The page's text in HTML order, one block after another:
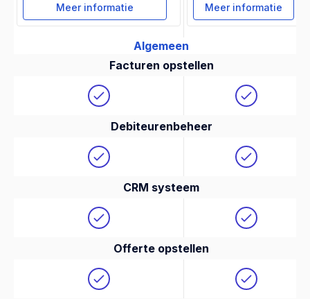
Meer informatie Meer informatie
Algemeen
Facturen opstellen
Debiteurenbeheer
CRM systeem
Offerte opstellen